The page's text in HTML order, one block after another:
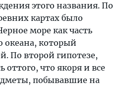
этого названия. По
картах было
море как часть
океана, который
По второй гипотезе,
оттого, что якоря и все
побывавшие на